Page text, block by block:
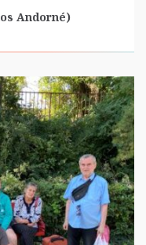
Andorné)